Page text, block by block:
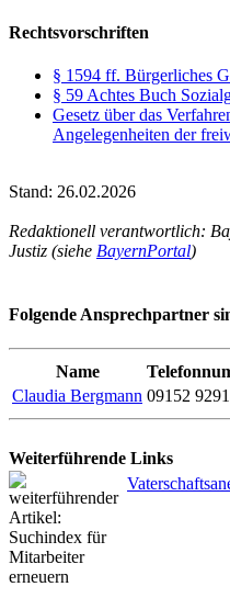
Rechtsvorschriften
§ 1594 ff. Bürgerliches
§ 59 Achtes Buch
Gesetz über das
Angelegenheiten der
Stand: 26.02.2026
Redaktionell verantwortlich:
Justiz (siehe BayernPortal)
Folgende Ansprechpartner
Name
Claudia Bergmann 09152
Weiterführende Links